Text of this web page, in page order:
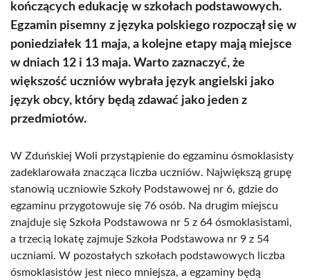
kończących edukację w szkołach podstawowych.
Egzamin pisemny z języka polskiego rozpoczął się w
poniedziałek 11 maja, a kolejne etapy mają miejsce
w dniach 12 i 13 maja. Warto zaznaczyć, że
większość uczniów wybrała język angielski jako
język obcy, który będą zdawać jako jeden z
przedmiotów.
W Zduńskiej Woli przystąpienie do egzaminu ósmoklasisty
zadeklarowała znacząca liczba uczniów. Największą grupę
stanowią uczniowie Szkoły Podstawowej nr 6, gdzie do
egzaminu przygotowuje się 76 osób. Na drugim miejscu
znajduje się Szkoła Podstawowa nr 5 z 64 ósmoklasistami,
a trzecią lokatę zajmuje Szkoła Podstawowa nr 9 z 54
uczniami. W pozostałych szkołach podstawowych liczba
ósmoklasistów jest nieco mniejsza, a egzaminy będą